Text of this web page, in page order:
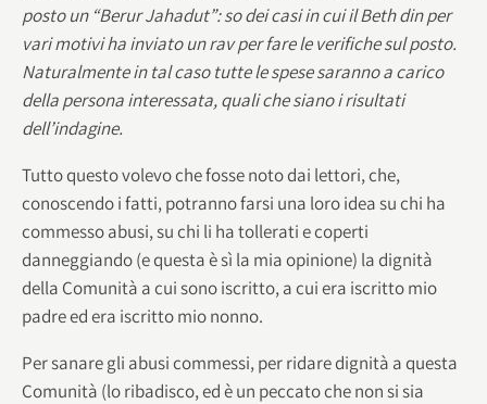
posto un “Berur Jahadut”: so dei casi in cui il Beth din per
vari motivi ha inviato un rav per fare le verifiche sul posto.
Naturalmente in tal caso tutte le spese saranno a carico
della persona interessata, quali che siano i risultati
dell’indagine.
Tutto questo volevo che fosse noto dai lettori, che,
conoscendo i fatti, potranno farsi una loro idea su chi ha
commesso abusi, su chi li ha tollerati e coperti
danneggiando (e questa è sì la mia opinione) la dignità
della Comunità a cui sono iscritto, a cui era iscritto mio
padre ed era iscritto mio nonno.
Per sanare gli abusi commessi, per ridare dignità a questa
Comunità (lo ribadisco, ed è un peccato che non si sia